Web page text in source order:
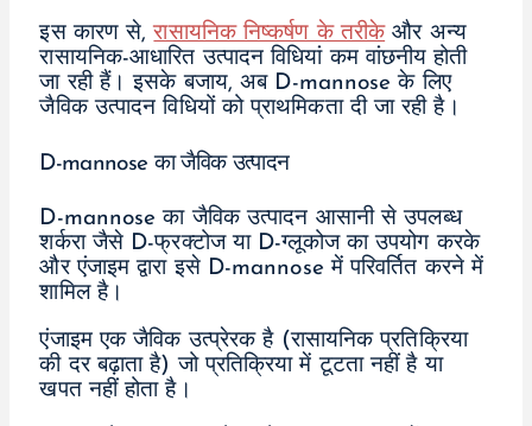
इस कारण से,रासायनिक निष्कर्षण के तरीकेऔर अन्य
रासायनिक-आधारित उत्पादन विधियां कम वांछनीय होती
जा रही हैं। इसके बजाय, अब D-mannose के लिए
जैविक उत्पादन विधियों को प्राथमिकता दी जा रही है।
D-mannose का जैविक उत्पादन
D-mannose का जैविक उत्पादन आसानी से उपलब्ध
शर्करा जैसे D-फ्रक्टोज या D-ग्लूकोज का उपयोग करके
और एंजाइम द्वारा इसे D-mannose में परिवर्तित करने में
शामिल है।
एंजाइम एक जैविक उत्प्रेरक है (रासायनिक प्रतिक्रिया
की दर बढ़ाता है) जो प्रतिक्रिया में टूटता नहीं है या
खपत नहीं होता है।